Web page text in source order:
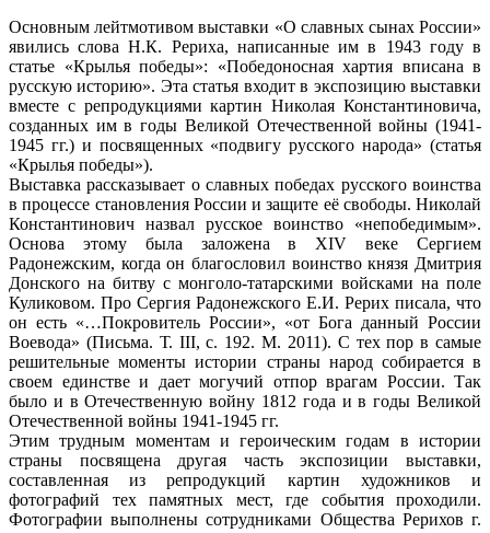
Основным лейтмотивом выставки «О славных сынах России»
явились слова Н.К. Рериха, написанные им в 1943 году в
статье «Крылья победы»: «Победоносная хартия вписана в
русскую историю». Эта статья входит в экспозицию выставки
вместе с репродукциями картин Николая Константиновича,
созданных им в годы Великой Отечественной войны (1941-
1945 гг.) и посвященных «подвигу русского народа» (статья
«Крылья победы»).
Выставка рассказывает о славных победах русского воинства
в процессе становления России и защите её свободы. Николай
Константинович назвал русское воинство «непобедимым».
Основа этому была заложена в XIV веке Сергием
Радонежским, когда он благословил воинство князя Дмитрия
Донского на битву с монголо-татарскими войсками на поле
Куликовом. Про Сергия Радонежского Е.И. Рерих писала, что
он есть «…Покровитель России», «от Бога данный России
Воевода» (Письма. Т. III, с. 192. М. 2011). С тех пор в самые
решительные моменты истории страны народ собирается в
своем единстве и дает могучий отпор врагам России. Так
было и в Отечественную войну 1812 года и в годы Великой
Отечественной войны 1941-1945 гг.
Этим трудным моментам и героическим годам в истории
страны посвящена другая часть экспозиции выставки,
составленная из репродукций картин художников и
фотографий тех памятных мест, где события проходили.
Фотографии выполнены сотрудниками Общества Рерихов г.